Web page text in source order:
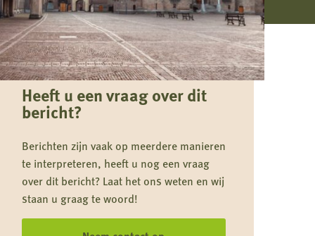
Heeft u een vraag over dit
bericht?
Berichten zijn vaak op meerdere manieren
te interpreteren, heeft u nog een vraag
over dit bericht? Laat het ons weten en wij
staan u graag te woord!